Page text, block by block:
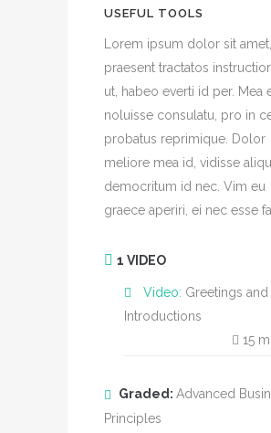
USEFUL TOOLS
Lorem ipsum dolor sit amet,
praesent tractatos
ut, habeo everti id per. Mea
noluisse consulatu, pro in
probatus reprimique. Dolor
meliore mea id, vidisse
democritum id nec. Vim eu
graece aperiri, ei nec esse
1 VIDEO
Video: Greetings and
Introductions
15
Graded: Advanced
Principles